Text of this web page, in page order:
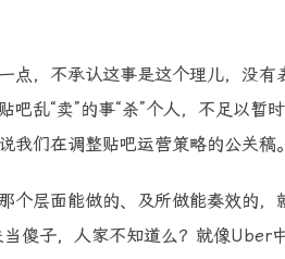
点，不承认这事是这个理儿，没
吧乱“卖”的事“杀”个人，不足以暂
我们在调整贴吧运营策略的公关稿。
个层面能做的、及所做能奏效的，
傻子，人家不知道么？就像Uber